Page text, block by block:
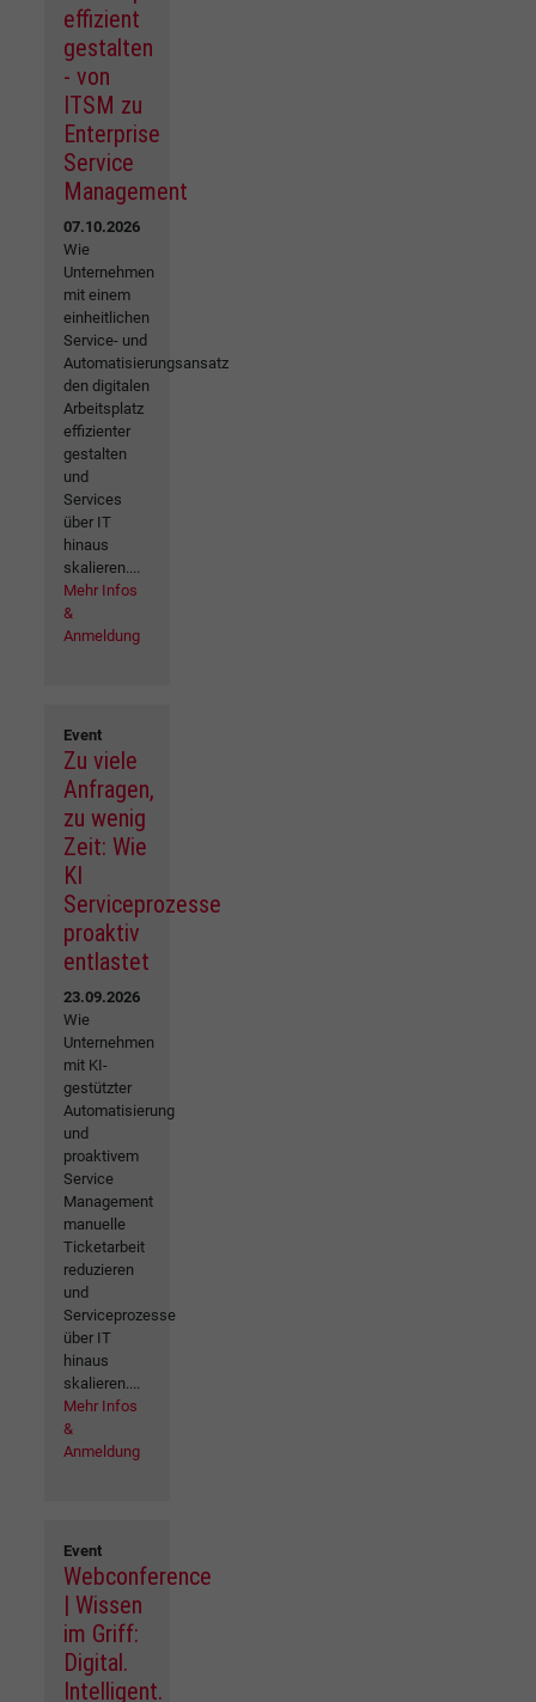
effizient
gestalten
- von
ITSM zu
Enterprise
Service
Management
07.10.2026
Wie
Unternehmen
mit einem
einheitlichen
Service- und
Automatisierungsansatz
den digitalen
Arbeitsplatz
effizienter
gestalten
und
Services
über IT
hinaus
skalieren....
Mehr Infos
&
Anmeldung
Event
Zu viele
Anfragen,
zu wenig
Zeit: Wie
KI
Serviceprozesse
proaktiv
entlastet
23.09.2026
Wie
Unternehmen
mit KI-
gestützter
Automatisierung
und
proaktivem
Service
Management
manuelle
Ticketarbeit
reduzieren
und
Serviceprozesse
über IT
hinaus
skalieren....
Mehr Infos
&
Anmeldung
Event
Webconference
| Wissen
im Griff:
Digital.
Intelligent.